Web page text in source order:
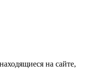
на сайте,